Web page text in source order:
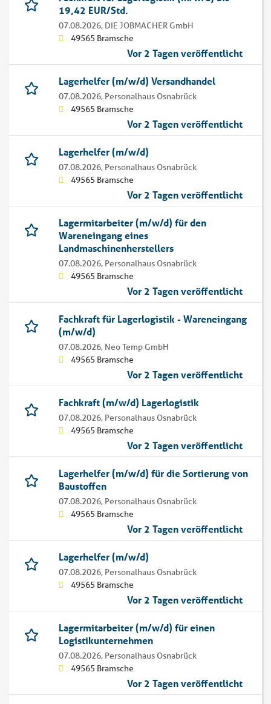
19,42 EUR/Std.
07.08.2026, DIE JOBMACHER GmbH
49565 Bramsche
Vor 2 Tagen veröffentlicht
Lagerhelfer (m/w/d) Versandhandel
07.08.2026, Personalhaus Osnabrück
49565 Bramsche
Vor 2 Tagen veröffentlicht
Lagerhelfer (m/w/d)
07.08.2026, Personalhaus Osnabrück
49565 Bramsche
Vor 2 Tagen veröffentlicht
Lagermitarbeiter (m/w/d) für den
Wareneingang eines
Landmaschinenherstellers
07.08.2026, Personalhaus Osnabrück
49565 Bramsche
Vor 2 Tagen veröffentlicht
Fachkraft für Lagerlogistik - Wareneingang
(m/w/d)
07.08.2026, Neo Temp GmbH
49565 Bramsche
Vor 2 Tagen veröffentlicht
Fachkraft (m/w/d) Lagerlogistik
07.08.2026, Personalhaus Osnabrück
49565 Bramsche
Vor 2 Tagen veröffentlicht
Lagerhelfer (m/w/d) für die Sortierung von
Baustoffen
07.08.2026, Personalhaus Osnabrück
49565 Bramsche
Vor 2 Tagen veröffentlicht
Lagerhelfer (m/w/d)
07.08.2026, Personalhaus Osnabrück
49565 Bramsche
Vor 2 Tagen veröffentlicht
Lagermitarbeiter (m/w/d) für einen
Logistikunternehmen
07.08.2026, Personalhaus Osnabrück
49565 Bramsche
Vor 2 Tagen veröffentlicht